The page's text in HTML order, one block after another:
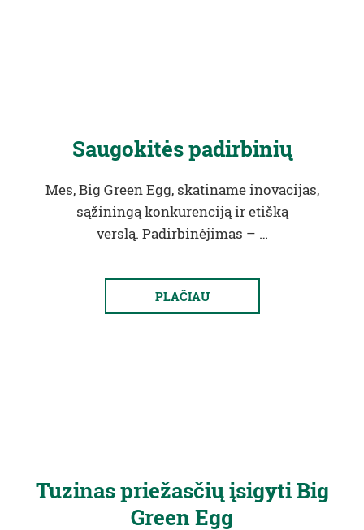
Saugokitės padirbinių
Mes, Big Green Egg, skatiname inovacijas,
sąžiningą konkurenciją ir etišką
verslą. Padirbinėjimas – …
PLAČIAU
Tuzinas priežasčių įsigyti Big
Green Egg